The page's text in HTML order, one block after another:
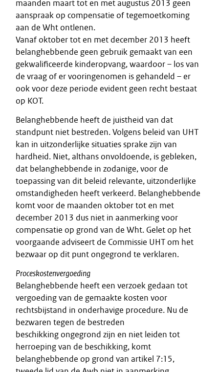
maanden maart tot en met augustus 2013 geen
aanspraak op compensatie of tegemoetkoming
aan de Wht ontlenen.
Vanaf oktober tot en met december 2013 heeft
belanghebbende geen gebruik gemaakt van een
gekwalificeerde kinderopvang, waardoor – los van
de vraag of er vooringenomen is gehandeld – er
ook voor deze periode evident geen recht bestaat
op KOT.
Belanghebbende heeft de juistheid van dat
standpunt niet bestreden. Volgens beleid van UHT
kan in uitzonderlijke situaties sprake zijn van
hardheid. Niet, althans onvoldoende, is gebleken,
dat belanghebbende in zodanige, voor de
toepassing van dit beleid relevante, uitzonderlijke
omstandigheden heeft verkeerd. Belanghebbende
komt voor de maanden oktober tot en met
december 2013 dus niet in aanmerking voor
compensatie op grond van de Wht. Gelet op het
voorgaande adviseert de Commissie UHT om het
bezwaar op dit punt ongegrond te verklaren.
Proceskostenvergoeding
Belanghebbende heeft een verzoek gedaan tot
vergoeding van de gemaakte kosten voor
rechtsbijstand in onderhavige procedure. Nu de
bezwaren tegen de bestreden
beschikking ongegrond zijn en niet leiden tot
herroeping van de beschikking, komt
belanghebbende op grond van artikel 7:15,